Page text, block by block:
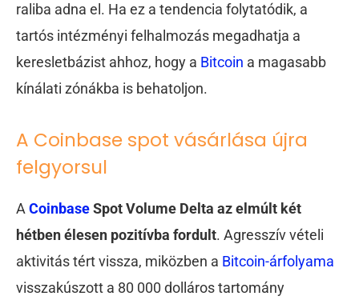
raliba adna el. Ha ez a tendencia folytatódik, a
tartós intézményi felhalmozás megadhatja a
keresletbázist ahhoz, hogy a Bitcoin a magasabb
kínálati zónákba is behatoljon.
A Coinbase spot vásárlása újra
felgyorsul
A CoinbaseSpot Volume Delta az elmúlt két
hétben élesen pozitívba fordult. Agresszív vételi
aktivitás tért vissza, miközben a Bitcoin-árfolyama
visszakúszott a 80 000 dolláros tartomány